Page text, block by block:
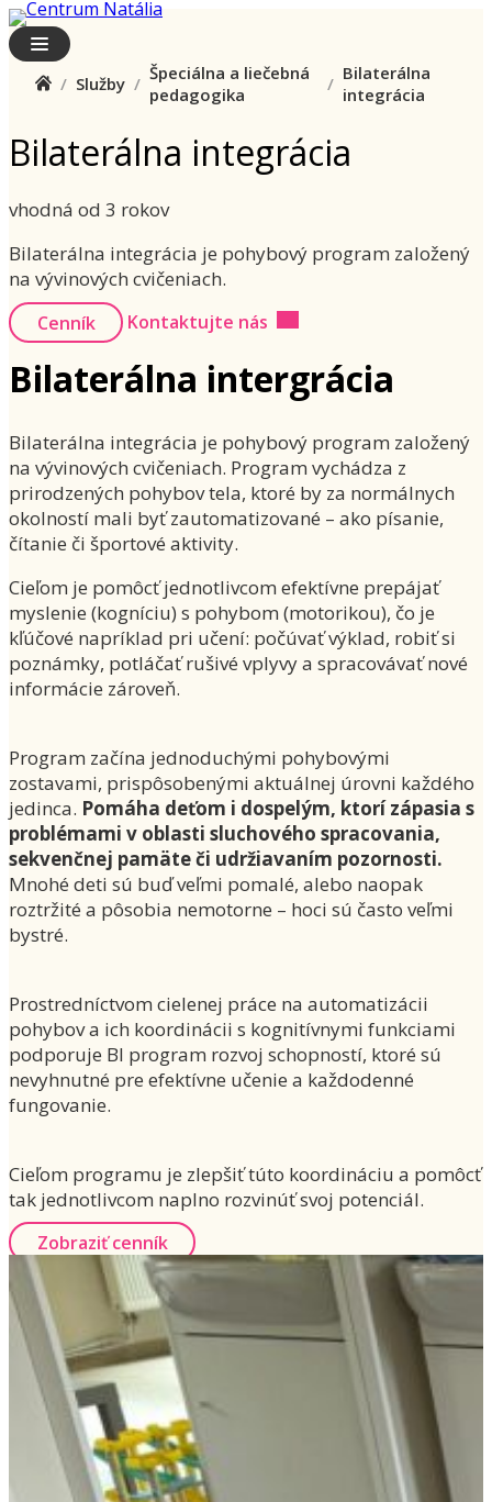
Prejsť
na
obsah
/ Služby / Špeciálna a liečebná
pedagogika
/ Bilaterálna
integrácia
Bilaterálna integrácia
vhodná od 3 rokov
Bilaterálna integrácia je pohybový program založený
na vývinových cvičeniach.
Cenník Kontaktujte nás
Bilaterálna intergrácia
Bilaterálna integrácia je pohybový program založený
na vývinových cvičeniach. Program vychádza z
prirodzených pohybov tela, ktoré by za normálnych
okolností mali byť zautomatizované – ako písanie,
čítanie či športové aktivity.
Cieľom je pomôcť jednotlivcom efektívne prepájať
myslenie (kogníciu) s pohybom (motorikou), čo je
kľúčové napríklad pri učení: počúvať výklad, robiť si
poznámky, potláčať rušivé vplyvy a spracovávať nové
informácie zároveň.
Program začína jednoduchými pohybovými
zostavami, prispôsobenými aktuálnej úrovni každého
jedinca. Pomáha deťom i dospelým, ktorí zápasia s
problémami v oblasti sluchového spracovania,
sekvenčnej pamäte či udržiavaním pozornosti.
Mnohé deti sú buď veľmi pomalé, alebo naopak
roztržité a pôsobia nemotorne – hoci sú často veľmi
bystré.
Prostredníctvom cielenej práce na automatizácii
pohybov a ich koordinácii s kognitívnymi funkciami
podporuje BI program rozvoj schopností, ktoré sú
nevyhnutné pre efektívne učenie a každodenné
fungovanie.
Cieľom programu je zlepšiť túto koordináciu a pomôcť
tak jednotlivcom naplno rozvinúť svoj potenciál.
Zobraziť cenník